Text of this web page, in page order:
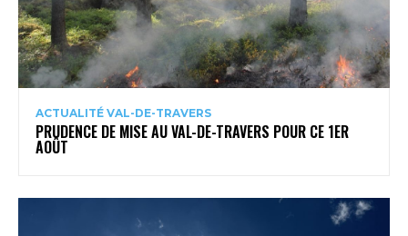
ACTUALITÉ VAL-DE-TRAVERS
PRUDENCE DE MISE AU VAL-DE-TRAVERS POUR CE 1ER
AOÛT